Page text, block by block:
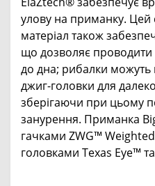
улову на приманку.
матеріал також
що дозволяє проводити
до дна; рибалки можуть
джиг-головки для
зберігаючи при цьому
занурення. Приманка
гачками ZWG™
головками Texas Eye™